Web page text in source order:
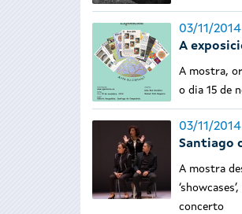
03/11/2014
A
A mostra,
o dia 15 de
03/11/2014
Santiago
A mostra
concerto